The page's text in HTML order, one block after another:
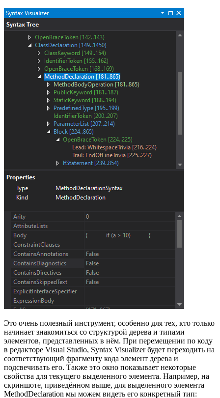
Это очень полезный инструмент, особенно для тех, кто только
начинает знакомиться со структурой дерева и типами
элементов, представленных в нём. При перемещении по коду
в редакторе Visual Studio, Syntax Visualizer будет переходить на
соответствующий фрагменту кода элемент дерева и
подсвечивать его. Также это окно показывает некоторые
свойства для текущего выделенного элемента. Например, на
скриншоте, приведённом выше, для выделенного элемента
MethodDeclaration мы можем видеть его конкретный тип: